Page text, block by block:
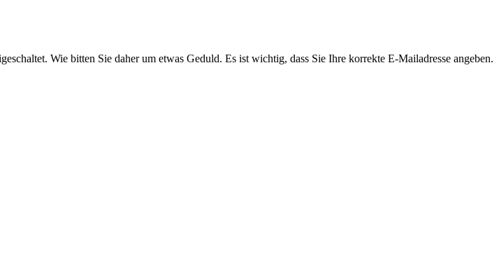
Wie bitten Sie daher um etwas Geduld. Es ist wichtig, dass Sie Ihre korrekte E-Mailadresse angeben.